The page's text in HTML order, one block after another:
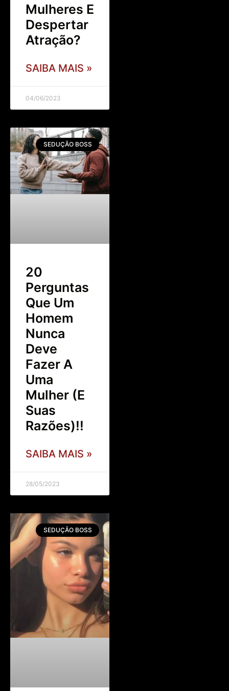
Mulheres E
Despertar
Atração?
SAIBA MAIS »
04/06/2023
SEDUÇÃO BOSS
20
Perguntas
Que Um
Homem
Nunca
Deve
Fazer A
Uma
Mulher (E
Suas
Razões)!!
SAIBA MAIS »
28/05/2023
SEDUÇÃO BOSS